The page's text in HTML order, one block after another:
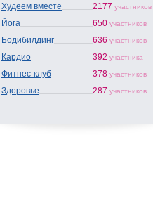
Худеем вместе 2177 участников
Йога 650 участников
Бодибилдинг 636 участников
Кардио 392 участника
Фитнес-клуб 378 участников
Здоровье 287 участников